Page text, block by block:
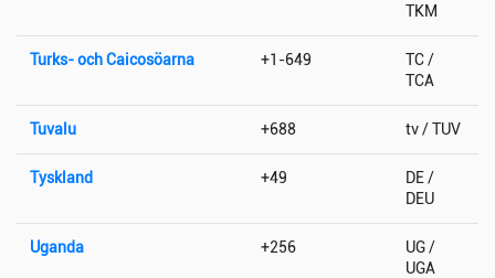
TKM
Turks- och Caicosöarna +1-649
TC /
TCA
Tuvalu +688 tv / TUV
Tyskland +49
DE /
DEU
Uganda +256
UG /
UGA